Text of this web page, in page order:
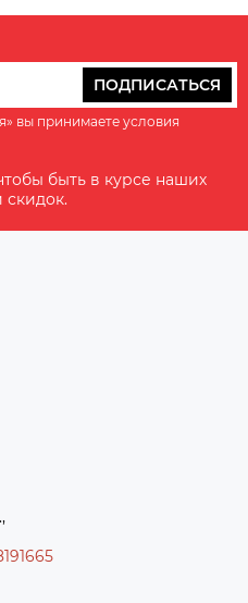
ПОДПИСАТЬСЯ
вы принимаете условия
быть в курсе наших
скидок.